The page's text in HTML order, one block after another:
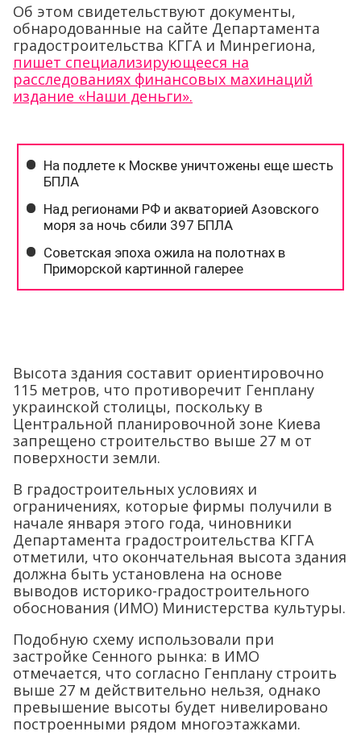
Об этом свидетельствуют документы,
обнародованные на сайте Департамента
градостроительства КГГА и Минрегиона,
пишет специализирующееся на
расследованиях финансовых махинаций
издание «Наши деньги».
Высота здания составит ориентировочно
115 метров, что противоречит Генплану
украинской столицы, поскольку в
Центральной планировочной зоне Киева
запрещено строительство выше 27 м от
поверхности земли.
В градостроительных условиях и
ограничениях, которые фирмы получили в
начале января этого года, чиновники
Департамента градостроительства КГГА
отметили, что окончательная высота здания
должна быть установлена на основе
выводов историко-градостроительного
обоснования (ИМО) Министерства культуры.
Подобную схему использовали при
застройке Сенного рынка: в ИМО
отмечается, что согласно Генплану строить
выше 27 м действительно нельзя, однако
превышение высоты будет нивелировано
построенными рядом многоэтажками.